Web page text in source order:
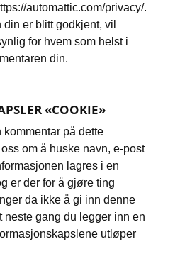
automattic.com/privacy/.
er blitt godkjent, vil
for hvem som helst i
din.
«COOKIE»
på dette
om å huske navn, e-post
lagres i en
er der for å gjøre ting
da ikke å gi inn denne
neste gang du legger inn en
utløper